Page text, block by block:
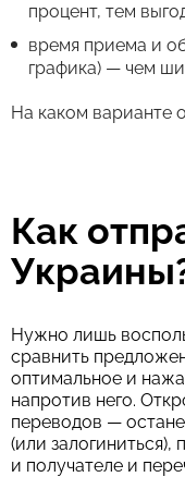
процент, тем
время приема и
графика) — чем
На каком варианте
Как
Нужно лишь
сравнить
оптимальное и
напротив него.
переводов —
(или
и получателе и